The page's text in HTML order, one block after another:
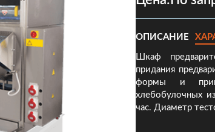
ОПИСАНИЕ
Шкаф
придания
формы и
хлебобулочных
час. Диаметр